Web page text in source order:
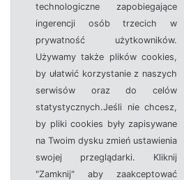
technologiczne zapobiegające
ingerencji osób trzecich w
prywatność użytkowników.
Używamy także plików cookies,
by ułatwić korzystanie z naszych
serwisów oraz do celów
statystycznych.Jeśli nie chcesz,
by pliki cookies były zapisywane
na Twoim dysku zmień ustawienia
swojej przeglądarki. Kliknij
"Zamknij" aby zaakceptować